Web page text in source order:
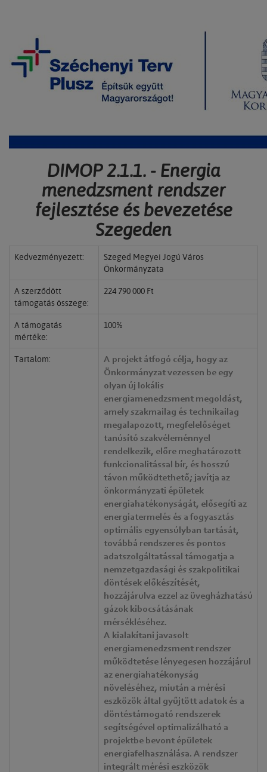
DIMOP 2.1.1. - Energia
menedzsment rendszer
fejlesztése és bevezetése
Szegeden
Kedvezményezett:
Szeged Megyei Jogú Város
Önkormányzata
A szerződött
támogatás összege:
224 790 000 Ft
A támogatás
mértéke:
100%
Tartalom:
A projekt átfogó célja, hogy az
Önkormányzat vezessen be egy
olyan új lokális
energiamenedzsment megoldást,
amely szakmailag és technikailag
megalapozott, megfelelőséget
tanúsító szakvéleménnyel
rendelkezik, előre meghatározott
funkcionalitással bír, és hosszú
távon működtethető; javítja az
önkormányzati épületek
energiahatékonyságát, elősegíti az
energiatermelés és a fogyasztás
optimális egyensúlyban tartását,
továbbá rendszeres és pontos
adatszolgáltatással támogatja a
nemzetgazdasági és szakpolitikai
döntések előkészítését,
hozzájárulva ezzel az üvegházhatású
gázok kibocsátásának
mérsékléséhez.
A kialakítani javasolt
energiamenedzsment rendszer
működtetése lényegesen hozzájárul
az energiahatékonyság
növeléséhez, miután a mérési
eszközök által gyűjtött adatok és a
döntéstámogató rendszerek
segítségével optimalizálható a
projektbe bevont épületek
energiafelhasználása. A rendszer
integrált mérési eszközök